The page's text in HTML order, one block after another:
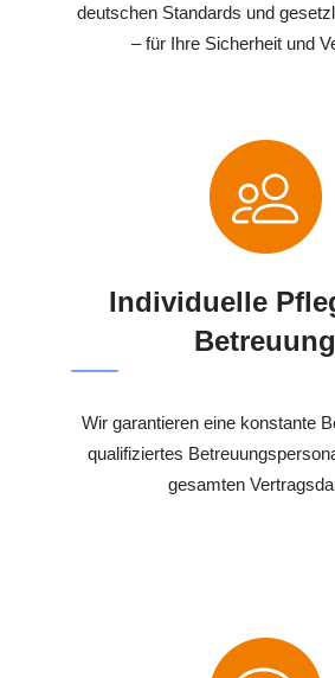
deutschen Standards und
– für Ihre Sicherheit und
Individuelle
Betreuung
Wir garantieren eine konstante
qualifiziertes
gesamten